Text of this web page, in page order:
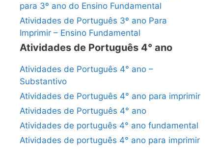
para 3º ano do Ensino Fundamental
Atividades de Português 3º ano Para
Imprimir – Ensino Fundamental
Atividades de Português 4° ano
Atividades de Português 4° ano –
Substantivo
Atividades de Português 4° ano para imprimir
Atividades de Português 4° ano
Atividades de português 4° ano fundamental
Atividades de português 4° ano para imprimir